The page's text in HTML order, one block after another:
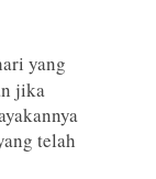
yang
jika
telah